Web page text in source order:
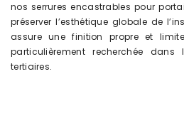
nos serrures encastrables pour
préserver l’esthétique globale de
assure une finition propre et
particulièrement recherchée
tertiaires.